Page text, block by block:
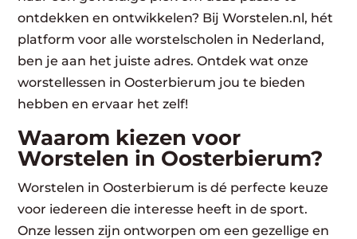
ontdekken en ontwikkelen? Bij Worstelen.nl, hét
platform voor alle worstelscholen in Nederland,
ben je aan het juiste adres. Ontdek wat onze
worstellessen in Oosterbierum jou te bieden
hebben en ervaar het zelf!
Waarom kiezen voor
Worstelen in Oosterbierum?
Worstelen in Oosterbierum is dé perfecte keuze
voor iedereen die interesse heeft in de sport.
Onze lessen zijn ontworpen om een gezellige en